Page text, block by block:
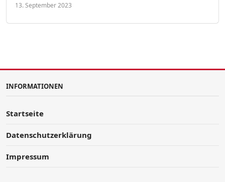
13. September 2023
INFORMATIONEN
Startseite
Datenschutzerklärung
Impressum